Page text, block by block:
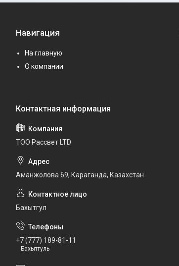
Навигация
На главную
О компании
ТОО Рассвет LTD
Аманжолова 69, Караганда, Казахстан
Бахытгул
+7 (777) 189-81-11
Бахытгуль